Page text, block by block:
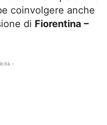
coinvolgere anche
di Fiorentina –
-